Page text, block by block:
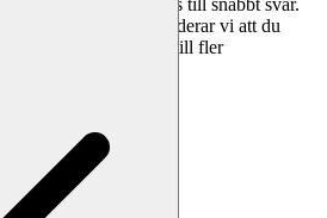
par dagar rekommenderar vi att du
telefon eller skickar till fler